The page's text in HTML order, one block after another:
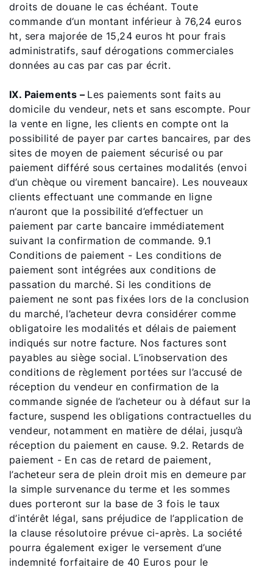
droits de douane le cas échéant. Toute
commande d‘un montant inférieur à 76,24 euros
ht, sera majorée de 15,24 euros ht pour frais
administratifs, sauf dérogations commerciales
données au cas par cas par écrit.
IX. Paiements – Les paiements sont faits au
domicile du vendeur, nets et sans escompte. Pour
la vente en ligne, les clients en compte ont la
possibilité de payer par cartes bancaires, par des
sites de moyen de paiement sécurisé ou par
paiement différé sous certaines modalités (envoi
d’un chèque ou virement bancaire). Les nouveaux
clients effectuant une commande en ligne
n’auront que la possibilité d’effectuer un
paiement par carte bancaire immédiatement
suivant la confirmation de commande. 9.1
Conditions de paiement - Les conditions de
paiement sont intégrées aux conditions de
passation du marché. Si les conditions de
paiement ne sont pas fixées lors de la conclusion
du marché, l’acheteur devra considérer comme
obligatoire les modalités et délais de paiement
indiqués sur notre facture. Nos factures sont
payables au siège social. L’inobservation des
conditions de règlement portées sur l’accusé de
réception du vendeur en confirmation de la
commande signée de l’acheteur ou à défaut sur la
facture, suspend les obligations contractuelles du
vendeur, notamment en matière de délai, jusqu’à
réception du paiement en cause. 9.2. Retards de
paiement - En cas de retard de paiement,
l’acheteur sera de plein droit mis en demeure par
la simple survenance du terme et les sommes
dues porteront sur la base de 3 fois le taux
d’intérêt légal, sans préjudice de l’application de
la clause résolutoire prévue ci-après. La société
pourra également exiger le versement d’une
indemnité forfaitaire de 40 Euros pour le